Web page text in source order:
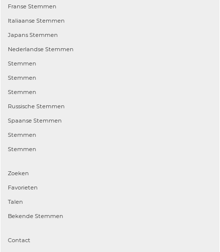
Franse Stemmen
Italiaanse Stemmen
Japans Stemmen
Nederlandse Stemmen
Stemmen
Stemmen
Stemmen
Russische Stemmen
Spaanse Stemmen
Stemmen
Stemmen
Zoeken
Favorieten
Talen
Bekende Stemmen
Contact